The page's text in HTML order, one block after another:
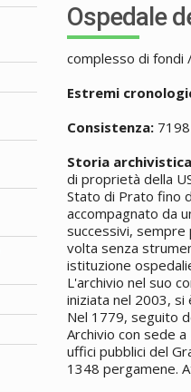
Ospedale
complesso di fondi
Estremi
Consistenza:
Storia
di proprietà della
Stato di Prato fino
accompagnato da
successivi, sempre
volta senza
istituzione
L'archivio nel suo
iniziata nel 2003, si
Nel 1779, seguito
Archivio con sede
uffici pubblici del
1348 pergamene.